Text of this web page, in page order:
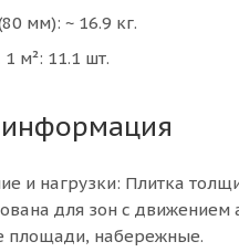
мм): ~ 16.9 кг.
м²: 11.1 шт.
и нагрузки: Плитка
для зон с движением
площади, набережные.